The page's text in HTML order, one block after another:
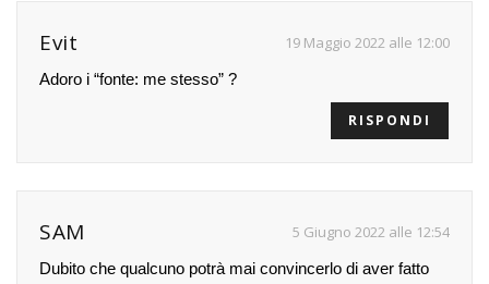
Evit 19 Maggio 2022 alle 12:00
Adoro i “fonte: me stesso” ?
RISPONDI
SAM 5 Giugno 2022 alle 12:54
Dubito che qualcuno potrà mai convincerlo di aver fatto